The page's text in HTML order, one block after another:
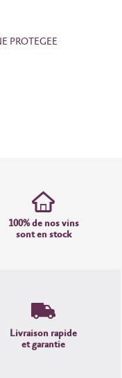
PROTEGEE
100% de nos vins
sont en stock
Livraison rapide
et garantie